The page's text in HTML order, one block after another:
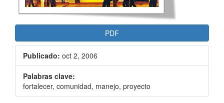
PDF
Publicado: oct 2, 2006
Palabras clave:
fortalecer, comunidad, manejo, proyecto